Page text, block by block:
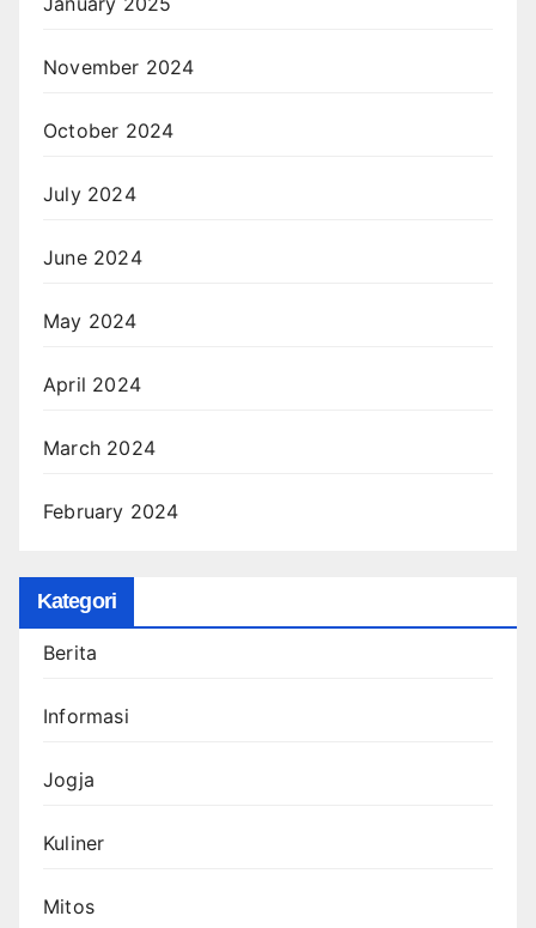
November 2024
October 2024
July 2024
June 2024
May 2024
April 2024
March 2024
February 2024
Kategori
Berita
Informasi
Jogja
Kuliner
Mitos